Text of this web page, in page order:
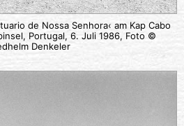
de Nossa Senhora‹ am Kap Cabo
Portugal, 6. Juli 1986, Foto ©
Denkeler